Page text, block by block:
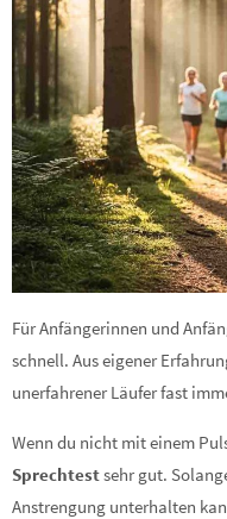
Für Anfängerinnen und
schnell. Aus eigener
unerfahrener Läufer fast
Wenn du nicht mit einem
Sprechtestsehr gut.
Anstrengung unterhalten